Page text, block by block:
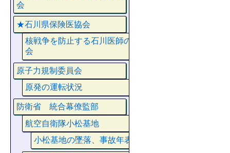
会
★石川県保険医協会
核戦争を防止する石川医師の
会
原子力規制委員会
原発の運転状況
防衛省 統合幕僚監部
航空自衛隊小松基地
小松基地の墜落、事故年表